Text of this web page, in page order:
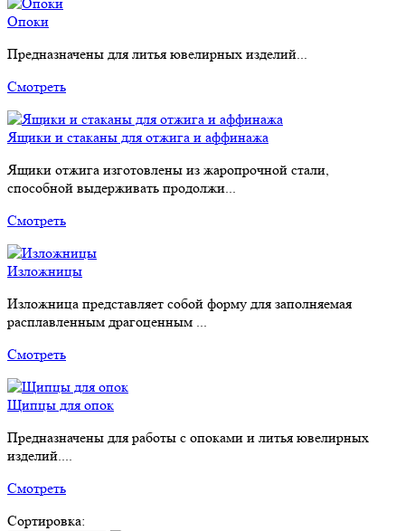
Опоки
Предназначены для литья ювелирных изделий...
Смотреть
Ящики и стаканы для отжига и аффинажа
Ящики отжига изготовлены из жаропрочной стали,
способной выдерживать продолжи...
Смотреть
Изложницы
Изложница представляет собой форму для заполняемая
расплавленным драгоценным ...
Смотреть
Щипцы для опок
Предназначены для работы с опоками и литья ювелирных
изделий....
Смотреть
Сортировка: